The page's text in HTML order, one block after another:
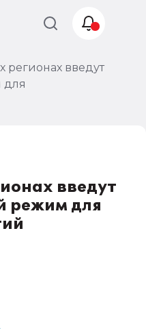
регионах введут
для
введут
режим для